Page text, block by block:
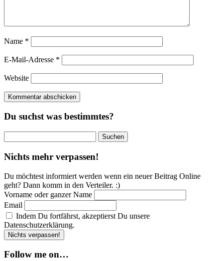
Name *
E-Mail-Adresse *
Website
Du suchst was bestimmtes?
nach:
Nichts mehr verpassen!
Du möchtest informiert werden wenn ein neuer Beitrag Online
geht? Dann komm in den Verteiler. :)
Vorname oder ganzer Name
Email
Indem Du fortfährst, akzeptierst Du unsere
Datenschutzerklärung.
Follow me on…